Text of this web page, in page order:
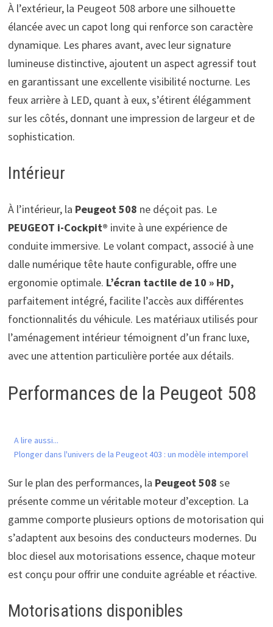
À l’extérieur, la Peugeot 508 arbore une silhouette
élancée avec un capot long qui renforce son caractère
dynamique. Les phares avant, avec leur signature
lumineuse distinctive, ajoutent un aspect agressif tout
en garantissant une excellente visibilité nocturne. Les
feux arrière à LED, quant à eux, s’étirent élégamment
sur les côtés, donnant une impression de largeur et de
sophistication.
Intérieur
À l’intérieur, la Peugeot 508 ne déçoit pas. Le
PEUGEOT i-Cockpit® invite à une expérience de
conduite immersive. Le volant compact, associé à une
dalle numérique tête haute configurable, offre une
ergonomie optimale. L’écran tactile de 10 » HD,
parfaitement intégré, facilite l’accès aux différentes
fonctionnalités du véhicule. Les matériaux utilisés pour
l’aménagement intérieur témoignent d’un franc luxe,
avec une attention particulière portée aux détails.
Performances de la Peugeot 508
A lire aussi...
Plonger dans l'univers de la Peugeot 403 : un modèle intemporel
Sur le plan des performances, la Peugeot 508 se
présente comme un véritable moteur d’exception. La
gamme comporte plusieurs options de motorisation qui
s’adaptent aux besoins des conducteurs modernes. Du
bloc diesel aux motorisations essence, chaque moteur
est conçu pour offrir une conduite agréable et réactive.
Motorisations disponibles